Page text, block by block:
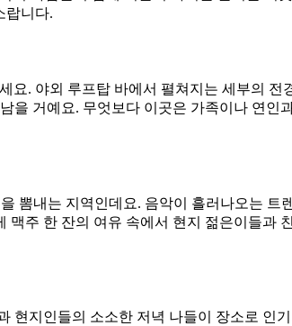
랍니다.
요. 야외 루프탑 바에서 펼쳐지는 세부의 전
을 거예요. 무엇보다 이곳은 가족이나 연인
뽐내는 지역인데요. 음악이 흘러나오는 트
주 한 잔의 여유 속에서 현지 젊은이들과
지인들의 소소한 저녁 나들이 장소로 인